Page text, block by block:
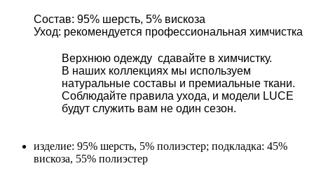
Состав: 95% шерсть, 5% вискоза
Уход: рекомендуется профессиональная химчистка
Верхнюю одежду сдавайте в химчистку.
В наших коллекциях мы используем
натуральные составы и премиальные ткани.
Соблюдайте правила ухода, и модели LUCE
будут служить вам не один сезон.
изделие: 95% шерсть, 5% полиэстер; подкладка: 45%
вискоза, 55% полиэстер